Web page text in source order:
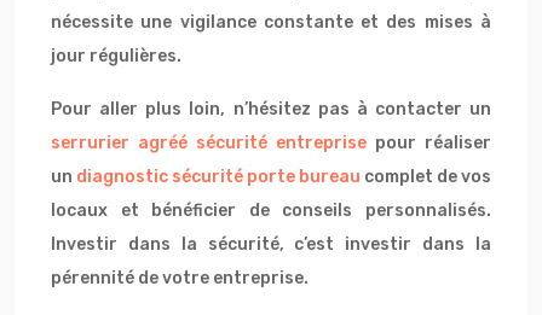
nécessite une vigilance constante et des mises à
jour régulières.
Pour aller plus loin, n’hésitez pas à contacter un
serrurier agréé sécurité entreprise pour réaliser
un diagnostic sécurité porte bureau complet de vos
locaux et bénéficier de conseils personnalisés.
Investir dans la sécurité, c’est investir dans la
pérennité de votre entreprise.